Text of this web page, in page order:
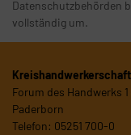
Datenschutzbehörden
vollständig um.
Forum des Handwerks
Paderborn
Telefon: 05251 700-0